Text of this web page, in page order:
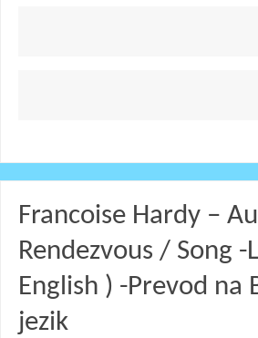
Francoise Hardy –
Rendezvous / Song -
English ) -Prevod na
jezik